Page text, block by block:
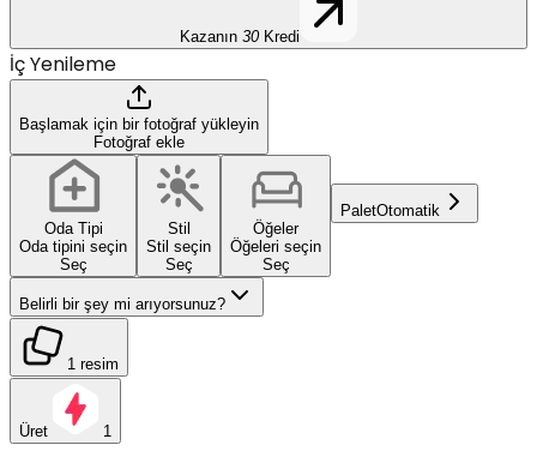
Kazanın 30 Kredi
İç Yenileme
Başlamak için bir fotoğraf yükleyin
Fotoğraf ekle
Oda Tipi
Oda tipini seçin
Seç
Stil
Stil seçin
Seç
Öğeler
Öğeleri seçin
Seç
PaletOtomatik
Belirli bir şey mi arıyorsunuz?
1 resim
Üret 1